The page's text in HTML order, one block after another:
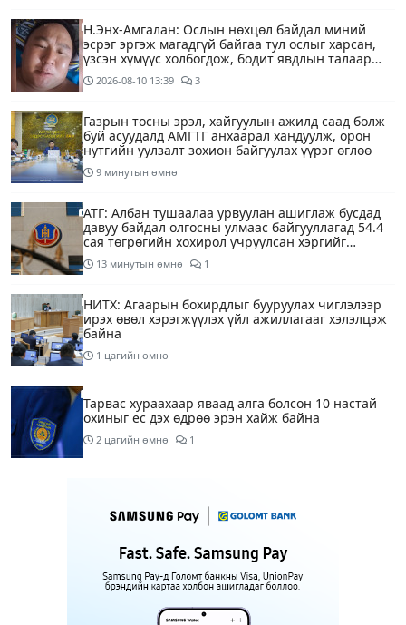
Н.Энх-Амгалан: Ослын нөхцөл байдал миний
эсрэг эргэж магадгүй байгаа тул ослыг харсан,
үзсэн хүмүүс холбогдож, бодит явдлын талаар
ярьж өгч тусална уу
2026-08-10 13:39 3
Газрын тосны эрэл, хайгуулын ажилд саад болж
буй асуудалд АМГТГ анхаарал хандуулж, орон
нутгийн уулзалт зохион байгуулах үүрэг өглөө
9 минутын өмнө
АТГ: Албан тушаалаа урвуулан ашиглаж бусдад
давуу байдал олгосны улмаас байгууллагад 54.4
сая төгрөгийн хохирол учруулсан хэргийг
прокурорт шилжүүллээ
13 минутын өмнө 1
НИТХ: Агаарын бохирдлыг бууруулах чиглэлээр
ирэх өвөл хэрэгжүүлэх үйл ажиллагааг хэлэлцэж
байна
1 цагийн өмнө
Тарвас хураахаар яваад алга болсон 10 настай
охиныг ес дэх өдрөө эрэн хайж байна
2 цагийн өмнө 1
хэрэглээг бууруулах зорилгоор тэгш, сондгой
дугаарын хязгаарлалтыг 28 хоногийн хугацаанд
ЕТГ: Н.Түвшинбаяр аваргыг Ерөнхийлөгч уучлах
гэж байна гэдэг нь ташаа мэдээлэл, уучлал
хүссэн захидал ирээгүй